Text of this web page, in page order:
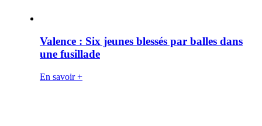
Valence : Six jeunes blessés par balles dans
une fusillade
En savoir +